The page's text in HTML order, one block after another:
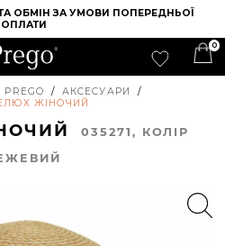
ОБМІН ЗА УМОВИ ПОПЕРЕДНЬОЇ
ОПЛАТИ
0
/ АКСЕСУАРИ
/
ЖІНОЧИЙ
035271, КОЛIР